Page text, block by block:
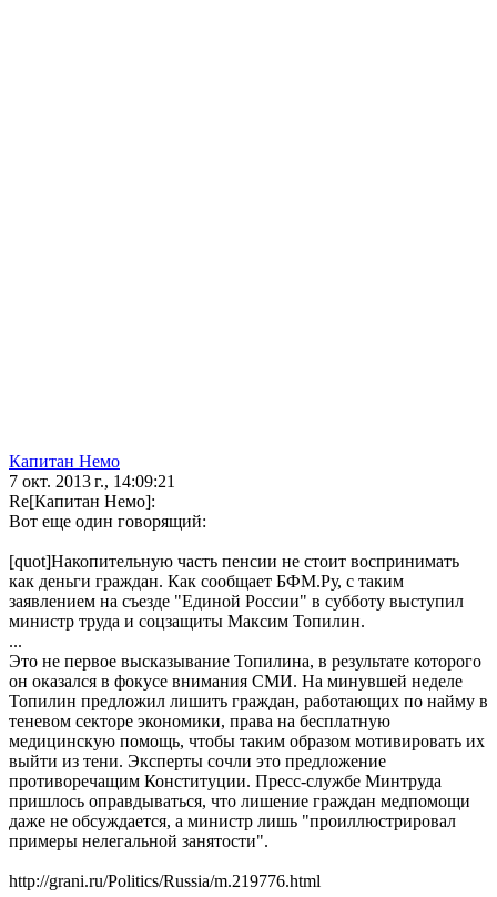
Капитан Немо
7 окт. 2013 г., 14:09:21
Re[Капитан Немо]:
Вот еще один говорящий:
[quot]Накопительную часть пенсии не стоит воспринимать
как деньги граждан. Как сообщает БФМ.Ру, с таким
заявлением на съезде "Единой России" в субботу выступил
министр труда и соцзащиты Максим Топилин.
...
Это не первое высказывание Топилина, в результате которого
он оказался в фокусе внимания СМИ. На минувшей неделе
Топилин предложил лишить граждан, работающих по найму в
теневом секторе экономики, права на бесплатную
медицинскую помощь, чтобы таким образом мотивировать их
выйти из тени. Эксперты сочли это предложение
противоречащим Конституции. Пресс-службе Минтруда
пришлось оправдываться, что лишение граждан медпомощи
даже не обсуждается, а министр лишь "проиллюстрировал
примеры нелегальной занятости".
http://grani.ru/Politics/Russia/m.219776.html